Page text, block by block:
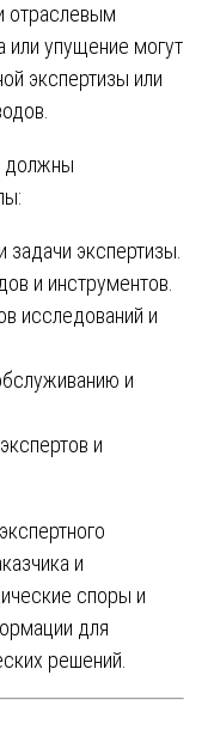
отраслевым
или упущение могут
экспертизы или
должны
экспертизы.
и инструментов.
исследований и
и
и
и
споры и
для
решений.